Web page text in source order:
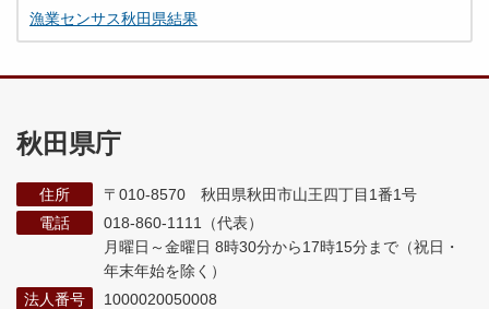
漁業センサス秋田県結果
秋田県庁
住所
〒010-8570 秋田県秋田市山王四丁目1番1号
電話
018-860-1111（代表）
月曜日～金曜日 8時30分から17時15分まで （祝日・
年末年始を除く）
法人番号
1000020050008